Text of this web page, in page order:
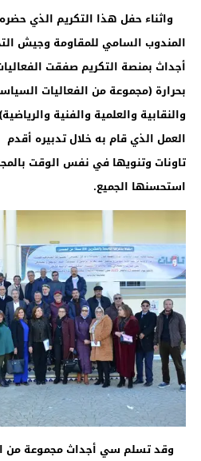
واثناء حفل هذا التكريم الذي
المندوب السامي للمقاومة وجيش
أجداث بمنصة التكريم صفقت
بحرارة (مجموعة من الفعاليات
والنقابية والعلمية والفنية
العمل الذي قام به خلال تدبيره
تاونات وتنويها في نفس الوقت
استحسنها الجميع.
وقد تسلم سي أجداث مجموعة من